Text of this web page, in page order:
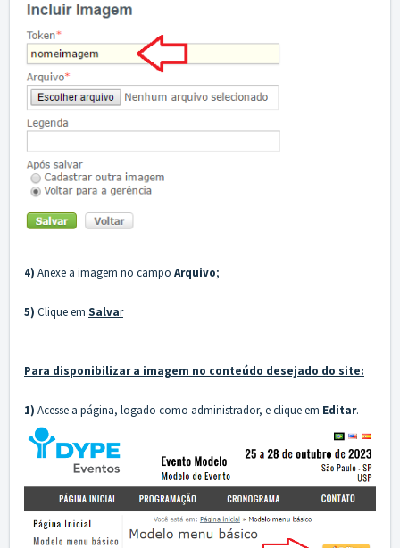
4) Anexe a imagem no campo Arquivo;
5) Clique em Salvar
Para disponibilizar a imagem no conteúdo desejado do site:
1) Acesse a página, logado como administrador, e clique em Editar.